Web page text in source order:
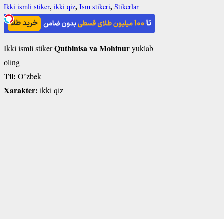
Ikki ismli stiker, ikki qiz, Ism stikeri, Stikerlar
Ikki ismli stikerQutbinisa va Mohinuryuklab
oling
Til: O’zbek
Xarakter: ikki qiz